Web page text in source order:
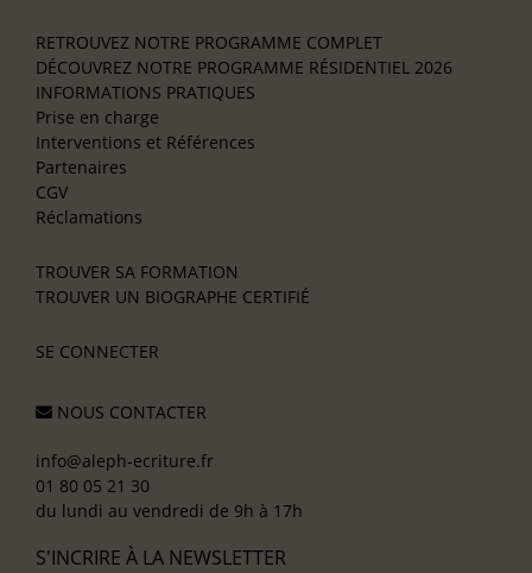
RETROUVEZ NOTRE PROGRAMME COMPLET
DÉCOUVREZ NOTRE PROGRAMME RÉSIDENTIEL 2026
INFORMATIONS PRATIQUES
Prise en charge
Interventions et Références
Partenaires
CGV
Réclamations
TROUVER SA FORMATION
TROUVER UN BIOGRAPHE CERTIFIÉ
SE CONNECTER
NOUS CONTACTER
info@aleph-ecriture.fr
01 80 05 21 30
du lundi au vendredi de 9h à 17h
S'INCRIRE À LA NEWSLETTER